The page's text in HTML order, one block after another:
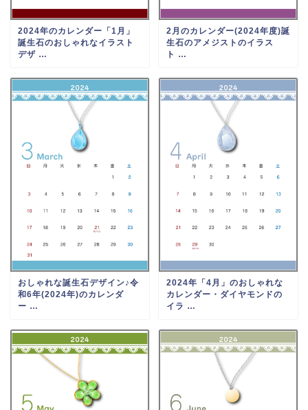
2024年のカレンダー「1月」
誕生石のおしゃれなイラスト
デザ …
2月のカレンダー(2024年度)誕
生石のアメジストのイラス
ト …
おしゃれな誕生石デザイン♪令
和6年(2024年)のカレンダ
ー …
2024年「4月」のおしゃれな
カレンダー・ダイヤモンドの
イラ …